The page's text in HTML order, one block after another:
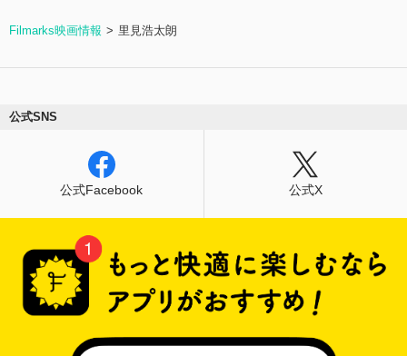
Filmarks映画情報 里見浩太朗
公式SNS
公式Facebook 公式X